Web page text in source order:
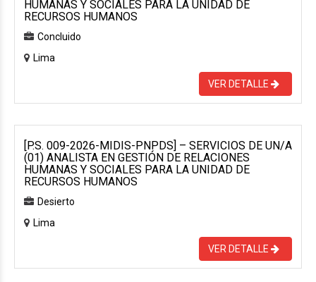
HUMANAS Y SOCIALES PARA LA UNIDAD DE
RECURSOS HUMANOS
Concluido
Lima
VER DETALLE
[P.S. 009-2026-MIDIS-PNPDS] – SERVICIOS DE UN/A
(01) ANALISTA EN GESTIÓN DE RELACIONES
HUMANAS Y SOCIALES PARA LA UNIDAD DE
RECURSOS HUMANOS
Desierto
Lima
VER DETALLE